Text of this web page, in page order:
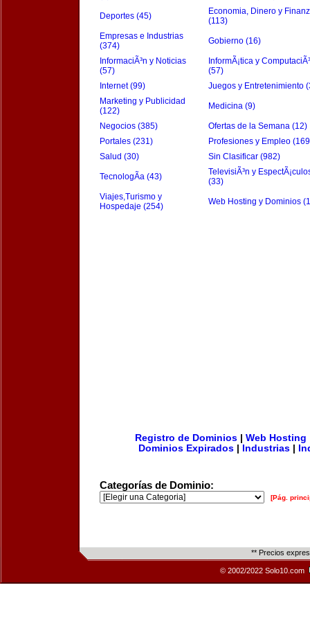
Deportes (45)
Economia, Dinero y
(113)
Empresas e Industrias
(374)
Gobierno (16)
InformaciÃ³n y Noticias
(57)
InformÃ¡tica y
(57)
Internet (99)
Juegos y Entretenimiento
Marketing y Publicidad
(122)
Medicina (9)
Negocios (385)
Ofertas de la Semana (12)
Portales (231)
Profesiones y Empleo
Salud (30)
Sin Clasificar (982)
TecnologÃ­a (43)
TelevisiÃ³n y
(33)
Viajes,Turismo y
Hospedaje (254)
Web Hosting y Dominios
Registro de Dominios| Web Hosting
Dominios Expirados
Industrias
Categorías de Dominio:
[Pág.
** Precios
© 2002/2022 Solo10.com